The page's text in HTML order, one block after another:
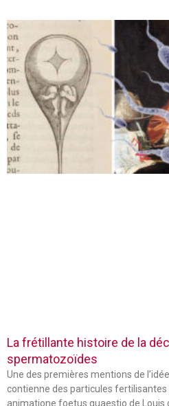
La frétillante histoire de la
spermatozoïdes
Une des premières mentions de
contienne des particules fertilisantes
animatione foetus quaestio de Louis